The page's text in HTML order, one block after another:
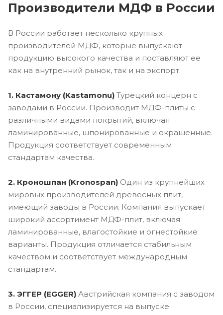
Производители МДФ в России
В России работает несколько крупных
производителей МДФ, которые выпускают
продукцию высокого качества и поставляют ее
как на внутренний рынок, так и на экспорт.
1. Кастамону (Kastamonu) Турецкий концерн с
заводами в России. Производит МДФ-плиты с
различными видами покрытий, включая
ламинированные, шпонированные и окрашенные.
Продукция соответствует современным
стандартам качества.
2. Кроношпан (Kronospan) Один из крупнейших
мировых производителей древесных плит,
имеющий заводы в России. Компания выпускает
широкий ассортимент МДФ-плит, включая
ламинированные, влагостойкие и огнестойкие
варианты. Продукция отличается стабильным
качеством и соответствует международным
стандартам.
3. ЭГГЕР (EGGER) Австрийская компания с заводом
в России, специализируется на выпуске